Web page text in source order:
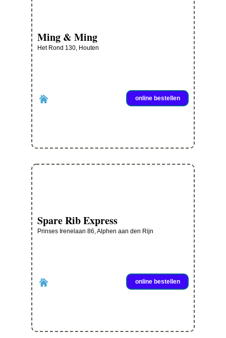
Ming & Ming
Het Rond 130, Houten
online bestellen
Spare Rib Express
Prinses Irenelaan 86, Alphen aan den Rijn
online bestellen